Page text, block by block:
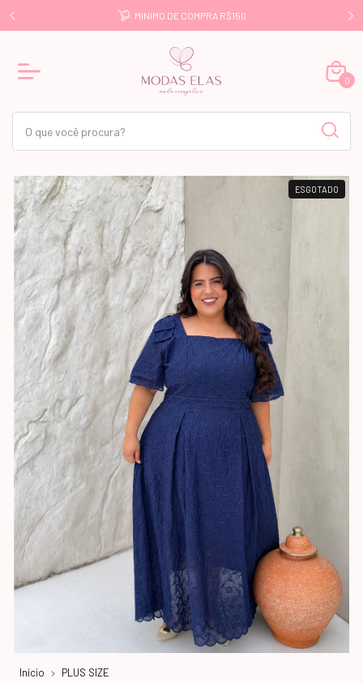
R$499 MINIMO DE COMPRA R$150
0
ESGOTADO
Início PLUS SIZE